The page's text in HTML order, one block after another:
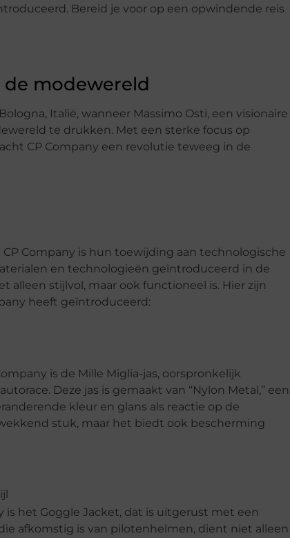
Bereid je voor op een opwindende reis
de modewereld
Italië, wanneer Massimo Osti, een visionaire
te drukken. Met een sterke focus op
CP Company een revolutie teweeg in de
Company is hun toewijding aan technologische
en technologieën geïntroduceerd in de
alleen stijlvol, maar ook functioneel is. Hier zijn
heeft geïntroduceerd:
is de Mille Miglia-jas, oorspronkelijk
Deze jas is gemaakt van “Nylon Metal,” een
kleur en glans als reactie op de
stuk, maar het biedt ook bescherming
is het Goggle Jacket, dat is uitgerust met een
afkomstig is van pilotenhelmen, dient niet alleen